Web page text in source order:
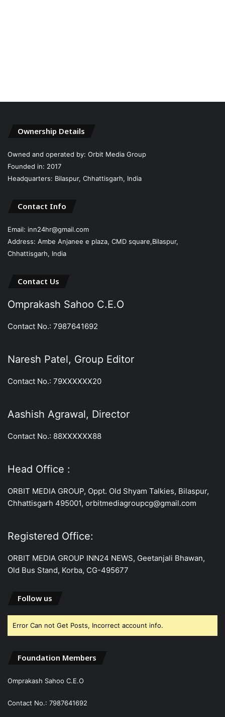
Ownership Details
Owned and operated by: Orbit Media Group
Founded in: 2017
Headquarters: Bilaspur, Chhattisgarh, India
Contact Info
Email: inn24hr@gmail.com
Address: Ambe Anjanee e plaza, CMD square,Bilaspur,
Chhattisgarh, India
Contact Us
Omprakash Sahoo C.E.O
Contact No.: 7987641692
Naresh Patel, Group Editor
Contact No.: 79XXXXXX20
Aashish Agrawal, Director
Contact No.: 88XXXXXX88
Head Office :
ORBIT MEDIA GROUP, Oppt. Old Shyam Talkies, Bilaspur,
Chhattisgarh 495001, orbitmediagroupcg@gmail.com
Registered Office:
ORBIT MEDIA GROUP INN24 NEWS, Geetanjali Bhawan,
Old Bus Stand, Korba, CG-495677
Follow us
Error Can not Get Posts, Incorrect account info.
Foundation Members
Omprakash Sahoo C.E.O
Contact No.: 7987641692